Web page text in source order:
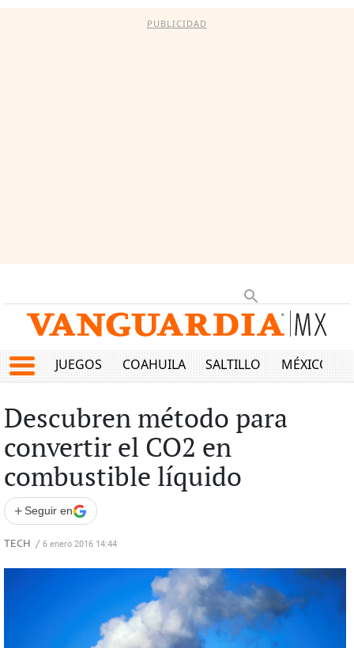
PUBLICIDAD
JUEGOS COAHUILA SALTILLO MÉXICO
Descubren método para
convertir el CO2 en
combustible líquido
+ Seguir en
TECH / 6 enero 2016 14:44